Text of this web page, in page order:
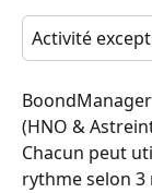
Activité
(HNO &
Chacun peut
rythme selon